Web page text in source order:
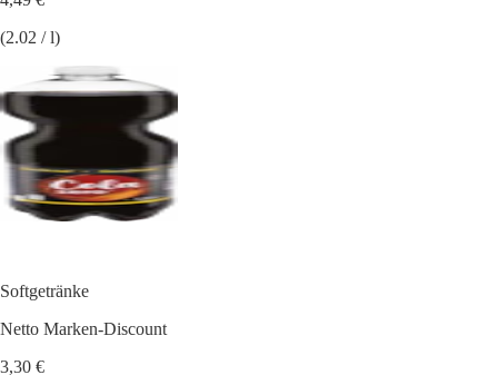
(2.02 / l)
Softgetränke
Netto Marken-Discount
3,30 €